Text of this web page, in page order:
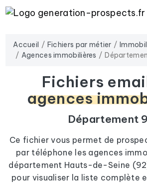
Accueil Fichiers par métier
Agences immobilières
Fichiers
agences
Département
Ce fichier vous permet de
par téléphone les agences
département Hauts-de-Seine
pour visualiser la liste complète